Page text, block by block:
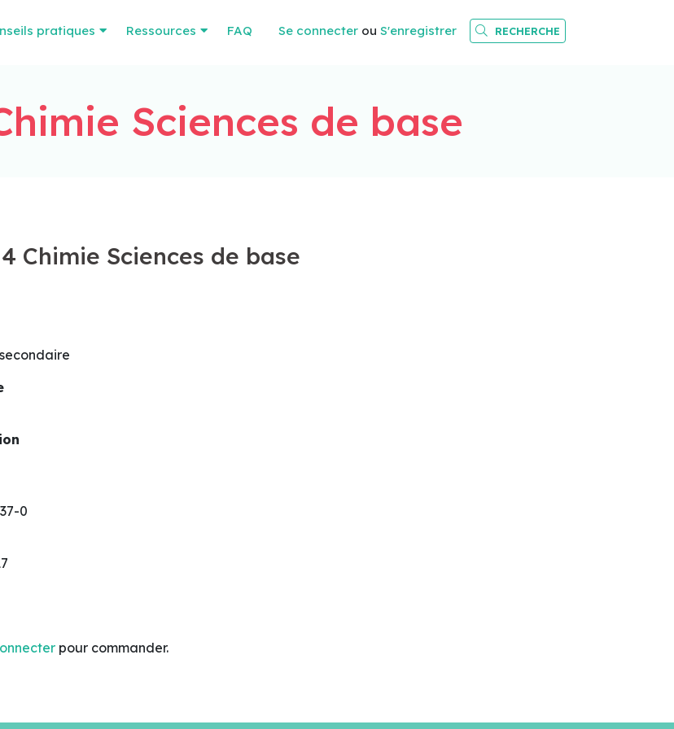
pratiques Ressources FAQ Se connecter ou S'enregistrer RECHERCHE
Sciences de base
Chimie Sciences de base
0
pour commander.